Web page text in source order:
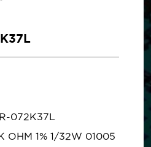
072K37L
OHM 1% 1/32W 01005